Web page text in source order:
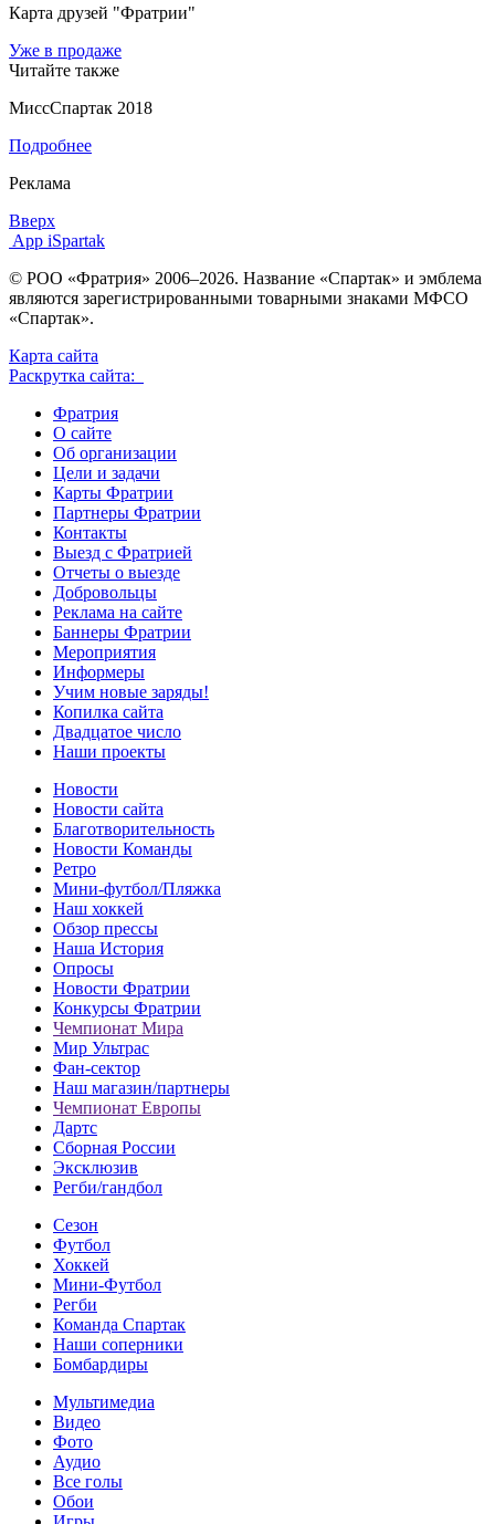
Карта друзей "Фратрии"
Уже в продаже
Читайте также
МиссСпартак 2018
Подробнее
Реклама
Вверх
App iSpartak
© РОО «Фратрия» 2006–2026. Название «Спартак» и эмблема
являются зарегистрированными товарными знаками МФСО
«Спартак».
Карта сайта
Раскрутка сайта:
Фратрия
О сайте
Об организации
Цели и задачи
Карты Фратрии
Партнеры Фратрии
Контакты
Выезд с Фратрией
Отчеты о выезде
Добровольцы
Реклама на сайте
Баннеры Фратрии
Мероприятия
Информеры
Учим новые заряды!
Копилка сайта
Двадцатое число
Наши проекты
Новости
Новости сайта
Благотворительность
Новости Команды
Ретро
Мини-футбол/Пляжка
Наш хоккей
Обзор прессы
Наша История
Опросы
Новости Фратрии
Конкурсы Фратрии
Чемпионат Мира
Мир Ультрас
Фан-cектор
Наш магазин/партнеры
Чемпионат Европы
Дартс
Сборная России
Эксклюзив
Регби/гандбол
Сезон
Футбол
Хоккей
Мини-Футбол
Регби
Команда Спартак
Наши соперники
Бомбардиры
Мультимедиа
Видео
Фото
Аудио
Все голы
Обои